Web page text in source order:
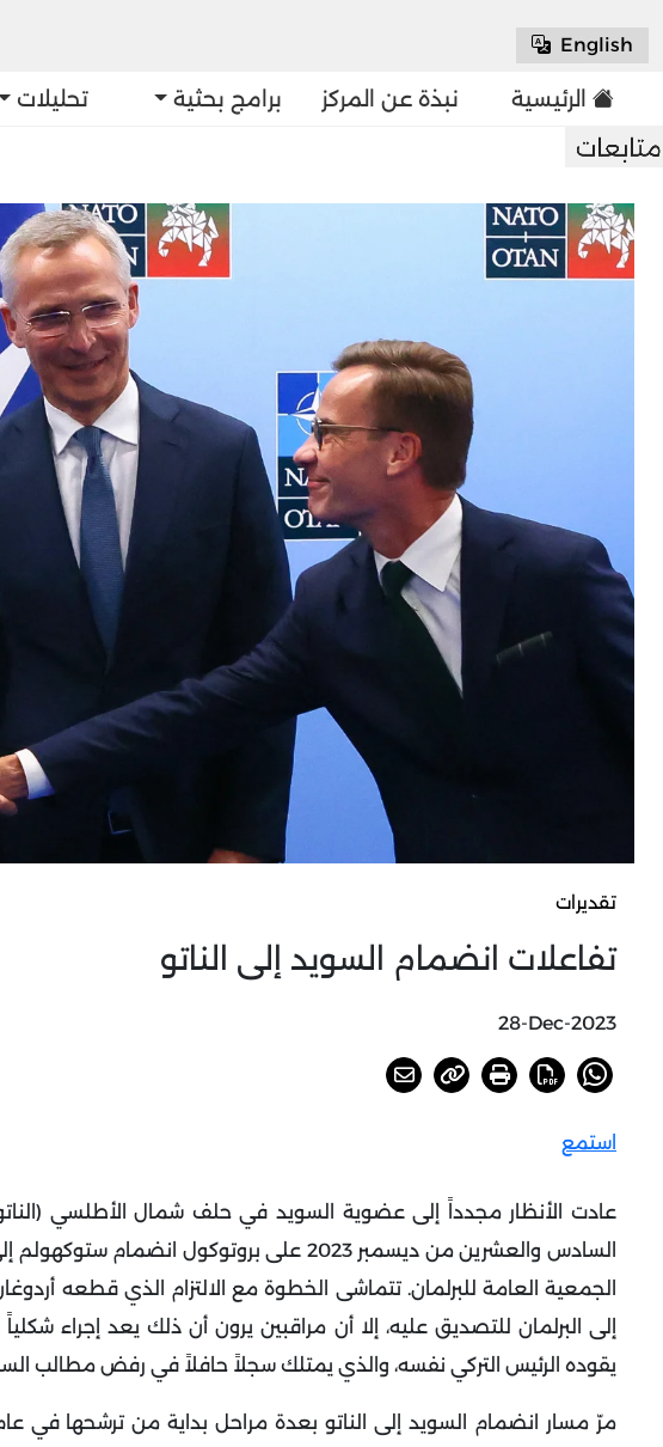
English
الرئيسية نبذة عن المركز برامج بحثية تحليلات
تقديرات
تفاعلات انضمام السويد إلى الناتو
28-Dec-2023
استمع
عادت الأنظار مجدداً إلى عضوية السويد في حلف شمال الأطلسي
الجمعية العامة للبرلمان. تتماشى الخطوة مع الالتزام الذي قطعه
إلى البرلمان للتصديق عليه، إلا أن مراقبين يرون أن ذلك يعد إجراء
يقوده الرئيس التركي نفسه، والذي يمتلك سجلاً حافلاً في رفض مطالب